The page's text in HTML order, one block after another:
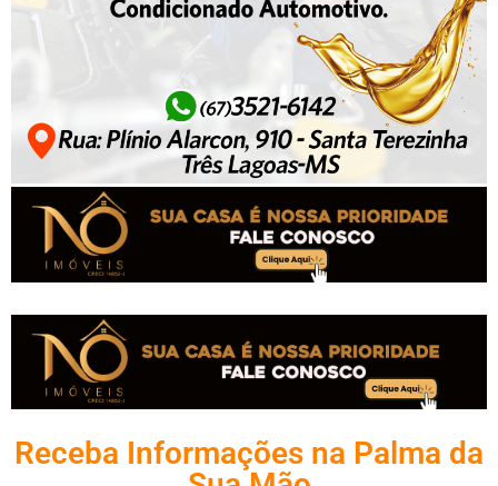
Receba Informações na Palma da